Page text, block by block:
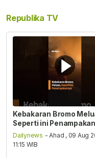
Republika TV
Kebakaran Bromo
Seperti ini
Dailynews - Ahad , 09 Aug
11:15 WIB